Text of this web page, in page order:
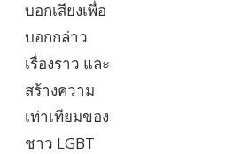
บอกเสียงเพื่อ
บอกกล่าว
เรื่องราว และ
สร้างความ
เท่าเทียมของ
ชาว LGBT